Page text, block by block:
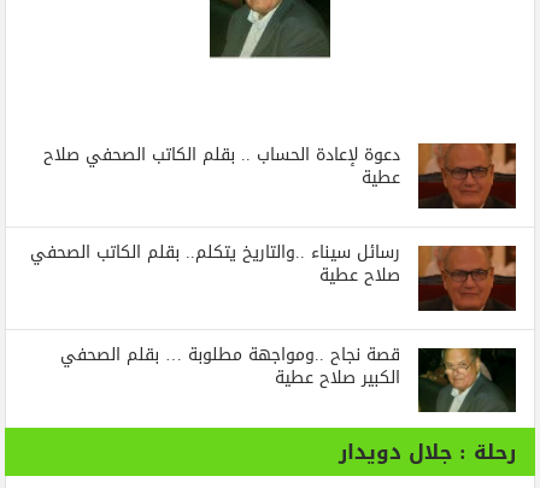
دعوة لإعادة الحساب .. بقلم الكاتب الصحفي صلاح
عطية
رسائل‭ ‬سيناء‭.. ‬والتاريخ‭ ‬يتكلم.. بقلم الكاتب الصحفي
صلاح عطية
قصة نجاح ..ومواجهة مطلوبة … بقلم الصحفي
الكبير صلاح عطية
رحلة : جلال دويدار